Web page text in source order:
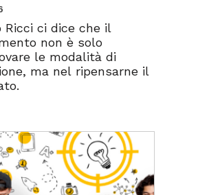
Ricci ci dice che il
non è solo
le modalità di
ma nel ripensarne il